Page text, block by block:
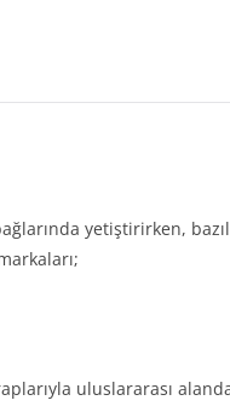
yetiştirirken,
uluslararası alanda